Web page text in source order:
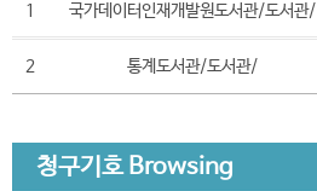
1 국가데이터인재개발원도서관/도서관/
2 통계도서관/도서관/
청구기호 Browsing